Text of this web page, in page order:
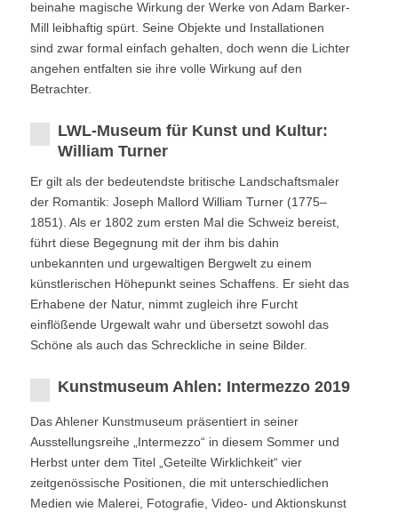
beinahe magische Wirkung der Werke von Adam Barker-
Mill leibhaftig spürt. Seine Objekte und Installationen
sind zwar formal einfach gehalten, doch wenn die Lichter
angehen entfalten sie ihre volle Wirkung auf den
Betrachter.
LWL-Museum für Kunst und Kultur:
William Turner
Er gilt als der bedeutendste britische Landschaftsmaler
der Romantik: Joseph Mallord William Turner (1775–
1851). Als er 1802 zum ersten Mal die Schweiz bereist,
führt diese Begegnung mit der ihm bis dahin
unbekannten und urgewaltigen Bergwelt zu einem
künstlerischen Höhepunkt seines Schaffens. Er sieht das
Erhabene der Natur, nimmt zugleich ihre Furcht
einflößende Urgewalt wahr und übersetzt sowohl das
Schöne als auch das Schreckliche in seine Bilder.
Kunstmuseum Ahlen: Intermezzo 2019
Das Ahlener Kunstmuseum präsentiert in seiner
Ausstellungsreihe „Intermezzo“ in diesem Sommer und
Herbst unter dem Titel „Geteilte Wirklichkeit“ vier
zeitgenössische Positionen, die mit unterschiedlichen
Medien wie Malerei, Fotografie, Video- und Aktionskunst